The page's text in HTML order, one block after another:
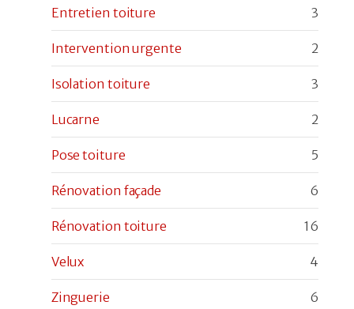
Entretien toiture 3
Intervention urgente 2
Isolation toiture 3
Lucarne 2
Pose toiture 5
Rénovation façade 6
Rénovation toiture 16
Velux 4
Zinguerie 6